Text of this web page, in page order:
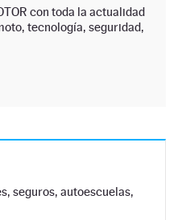
con toda la actualidad
tecnología, seguridad,
seguros, autoescuelas,